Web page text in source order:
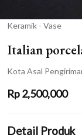
Keramik - Vase
Italian
Kota Asal
Rp2,500,000
Detail Produk